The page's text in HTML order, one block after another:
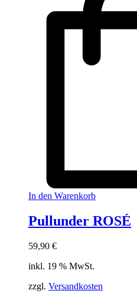
In den Warenkorb
Pullunder ROSÉ
59,90 €
inkl. 19 % MwSt.
zzgl. Versandkosten